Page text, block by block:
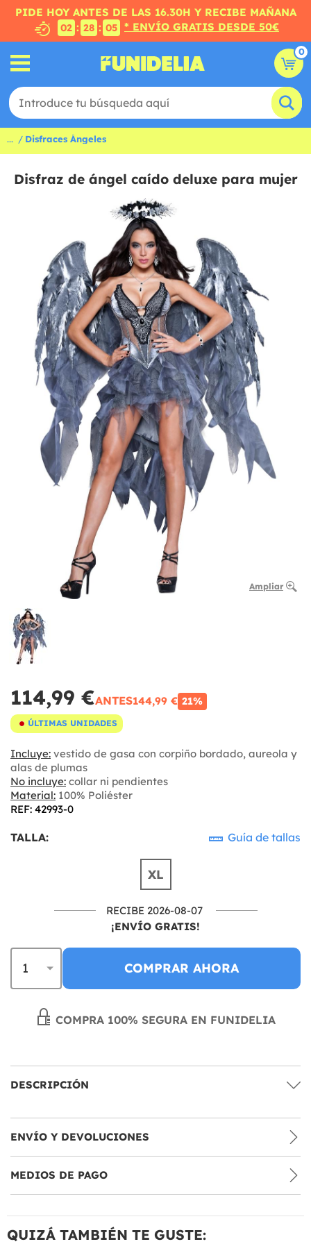
PIDE HOY ANTES DE LAS 16.30H Y RECIBE MAÑANA
02 : 28 : 04 * ENVÍO GRATIS DESDE 50€
0
... Disfraces Ángeles
Disfraz de ángel caído deluxe para mujer
Ampliar
114,99 €ANTES144,99 € 21%
ÚLTIMAS UNIDADES
Incluye: vestido de gasa con corpiño bordado, aureola y
alas de plumas
No incluye: collar ni pendientes
Material: 100% Poliéster
REF: 42993-0
TALLA: Guía de tallas
XL
RECIBE 2026-08-07
¡ENVÍO GRATIS!
COMPRAR AHORA
COMPRA 100% SEGURA EN FUNIDELIA
DESCRIPCIÓN
ENVÍO Y DEVOLUCIONES
MEDIOS DE PAGO
QUIZÁ TAMBIÉN TE GUSTE: